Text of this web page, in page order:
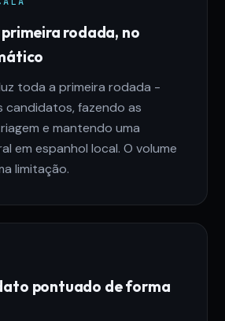
rodada, no
toda a primeira rodada -
candidatos, fazendo as
e mantendo uma
em espanhol local. O volume
limitação.
pontuado de forma